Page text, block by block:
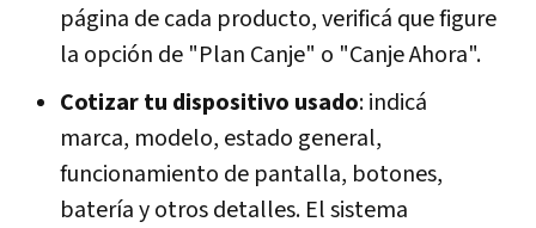
página de cada producto, verificá que figure
la opción de "Plan Canje" o "Canje Ahora".
Cotizar tu dispositivo usado: indicá
marca, modelo, estado general,
funcionamiento de pantalla, botones,
batería y otros detalles. El sistema